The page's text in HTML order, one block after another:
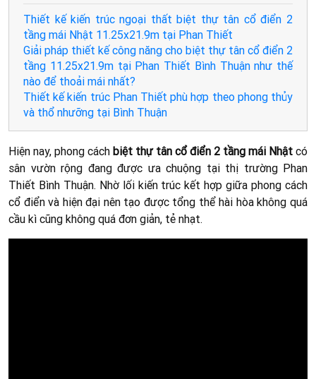
Thiết kế kiến trúc ngoại thất biệt thự tân cổ điển 2
tầng mái Nhật 11.25x21.9m tại Phan Thiết
Giải pháp thiết kế công năng cho biệt thự tân cổ điển 2
tầng 11.25x21.9m tại Phan Thiết Bình Thuận như thế
nào để thoải mái nhất?
Thiết kế kiến trúc Phan Thiết phù hợp theo phong thủy
và thổ nhưỡng tại Bình Thuận
Hiện nay, phong cách biệt thự tân cổ điển 2 tầng mái Nhật có
sân vườn rộng đang được ưa chuộng tại thị trường Phan
Thiết Bình Thuận. Nhờ lối kiến trúc kết hợp giữa phong cách
cổ điển và hiện đại nên tạo được tổng thể hài hòa không quá
cầu kì cũng không quá đơn giản, tẻ nhạt.